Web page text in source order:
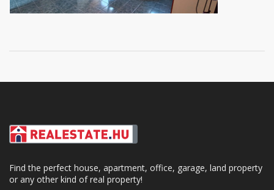
Find the perfect house, apartment, office, garage, land property
or any other kind of real property!